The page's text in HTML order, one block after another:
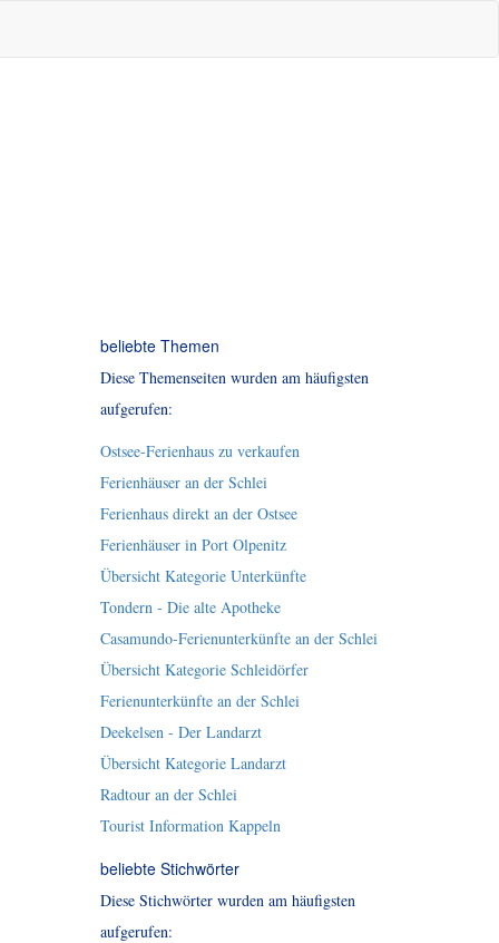
beliebte Themen
Diese Themenseiten wurden am häufigsten
aufgerufen:
Ostsee-Ferienhaus zu verkaufen
Ferienhäuser an der Schlei
Ferienhaus direkt an der Ostsee
Ferienhäuser in Port Olpenitz
Übersicht Kategorie Unterkünfte
Tondern - Die alte Apotheke
Casamundo-Ferienunterkünfte an der Schlei
Übersicht Kategorie Schleidörfer
Ferienunterkünfte an der Schlei
Deekelsen - Der Landarzt
Übersicht Kategorie Landarzt
Radtour an der Schlei
Tourist Information Kappeln
beliebte Stichwörter
Diese Stichwörter wurden am häufigsten
aufgerufen: